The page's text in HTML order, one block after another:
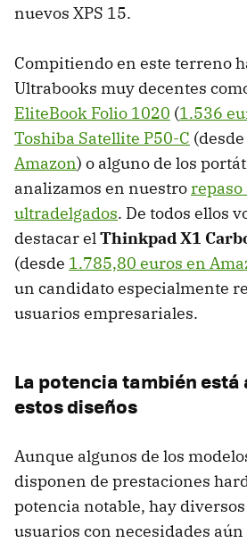
nuevos XPS 15.
Compitiendo en este terreno
Ultrabooks muy decentes
EliteBook Folio 1020 (1.536
Toshiba Satellite P50-C (desde
Amazon) o alguno de los
analizamos en nuestrorepaso
ultradelgados. De todos ellos
destacar elThinkpad X1
(desde 1.785,80 euros en
un candidato especialmente
usuarios empresariales.
La potencia también está
estos diseños
Aunque algunos de los
disponen de prestaciones
potencia notable, hay
usuarios con necesidades